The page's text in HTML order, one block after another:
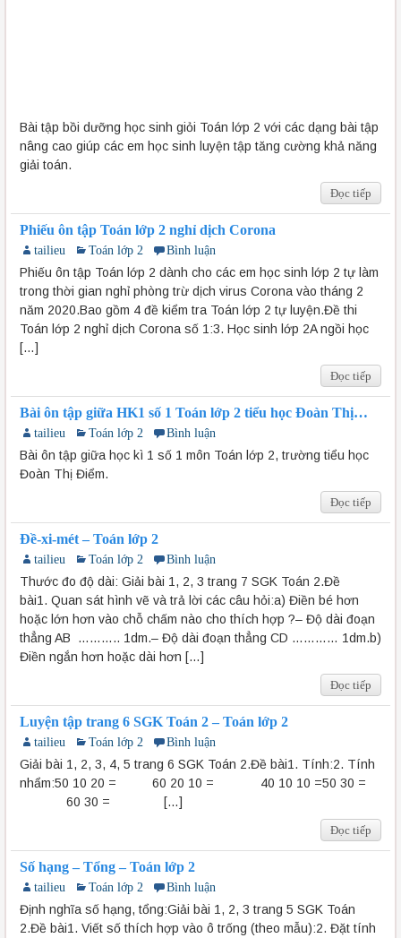
Bài tập bồi dưỡng học sinh giỏi Toán lớp 2 với các dạng bài tập
nâng cao giúp các em học sinh luyện tập tăng cường khả năng
giải toán.
Đọc tiếp
Phiếu ôn tập Toán lớp 2 nghỉ dịch Corona
tailieu Toán lớp 2 Bình luận
Phiếu ôn tập Toán lớp 2 dành cho các em học sinh lớp 2 tự làm
trong thời gian nghỉ phòng trừ dịch virus Corona vào tháng 2
năm 2020.Bao gồm 4 đề kiểm tra Toán lớp 2 tự luyện.Đề thi
Toán lớp 2 nghỉ dịch Corona số 1:3. Học sinh lớp 2A ngồi học
[…]
Đọc tiếp
Bài ôn tập giữa HK1 số 1 Toán lớp 2 tiểu học Đoàn Thị
Điểm
tailieu Toán lớp 2 Bình luận
Bài ôn tập giữa học kì 1 số 1 môn Toán lớp 2, trường tiểu học
Đoàn Thị Điểm.
Đọc tiếp
Đề-xi-mét – Toán lớp 2
tailieu Toán lớp 2 Bình luận
Thước đo độ dài: Giải bài 1, 2, 3 trang 7 SGK Toán 2.Đề
bài1. Quan sát hình vẽ và trả lời các câu hỏi:a) Điền bé hơn
hoặc lớn hơn vào chỗ chấm nào cho thích hợp ?– Độ dài đoạn
thẳng AB ……….. 1dm.– Độ dài đoạn thẳng CD ………… 1dm.b)
Điền ngắn hơn hoặc dài hơn […]
Đọc tiếp
Luyện tập trang 6 SGK Toán 2 – Toán lớp 2
tailieu Toán lớp 2 Bình luận
Giải bài 1, 2, 3, 4, 5 trang 6 SGK Toán 2.Đề bài1. Tính:2. Tính
nhẩm:50 10 20 = 60 20 10 = 40 10 10 =50 30 =
60 30 = […]
Đọc tiếp
Số hạng – Tổng – Toán lớp 2
tailieu Toán lớp 2 Bình luận
Định nghĩa số hạng, tổng:Giải bài 1, 2, 3 trang 5 SGK Toán
2.Đề bài1. Viết số thích hợp vào ô trống (theo mẫu):2. Đặt tính